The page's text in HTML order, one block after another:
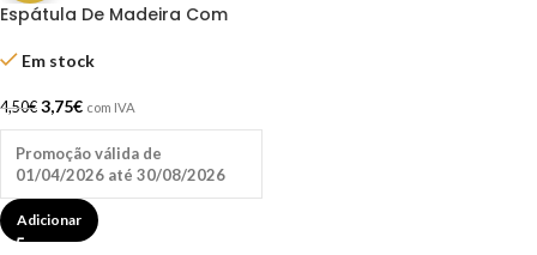
Espátula De Madeira Com
Em stock
4,50€ 3,75€ com IVA
Promoção válida de
01/04/2026 até 30/08/2026
Adicionar